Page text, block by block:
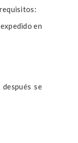
en
se